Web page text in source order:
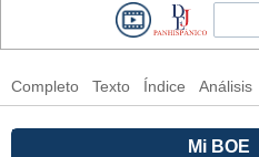
Completo Texto Índice Análisis
Mi BOE